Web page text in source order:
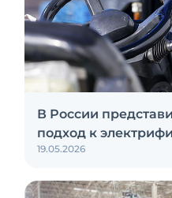
В России
подход к
19.05.2026